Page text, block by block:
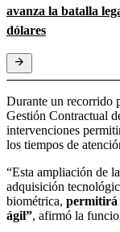
avanza la batalla
dólares
Durante un recorrido
Gestión Contractual
intervenciones
los tiempos de
“Esta ampliación de
adquisición
biométrica, permitirá
ágil”, afirmó la